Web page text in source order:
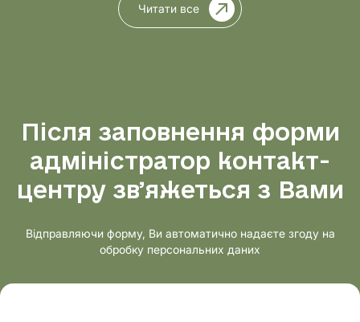
Читати все
Після заповнення форми
адміністратор контакт-
центру звʼяжеться з Вами
Відправляючи форму, Ви автоматично надаєте згоду на
обробку персональних даних